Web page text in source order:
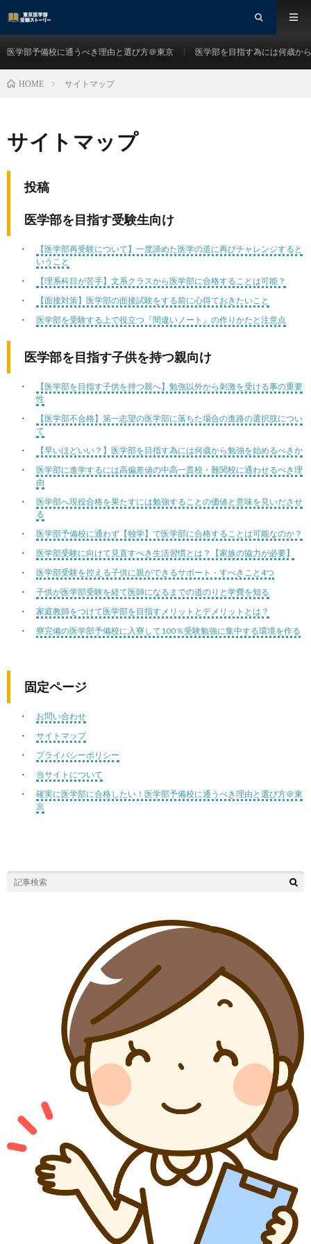
医学部予備校に通うべき理由と選び方＠東京 医学部を目指す為には何歳か
HOME サイトマップ
サイトマップ
投稿
医学部を目指す受験生向け
【医学部再受験について】一度諦めた医学の道に再びチャレンジすると
いうこと
【理系科目が苦手】文系クラスから医学部に合格することは可能？
【面接対策】医学部の面接試験をする前に心得ておきたいこと
医学部を受験する上で役立つ『間違いノート』の作りかたと注意点
医学部を目指す子供を持つ親向け
【医学部を目指す子供を持つ親へ】勉強以外から刺激を受ける事の重要
性
【医学部不合格】第一志望の医学部に落ちた場合の進路の選択肢につい
て
【早いほどいい？】医学部を目指す為には何歳から勉強を始めるべきか
医学部に進学するには高偏差値の中高一貫校・難関校に通わせるべき理
由
医学部へ現役合格を果たすには勉強することの価値と意味を見いださせ
る
医学部予備校に通わず【独学】で医学部に合格することは可能なのか？
医学部受験に向けて見直すべき生活習慣とは？【家族の協力が必要】
医学部受験を控える子供に親ができるサポート・すべきこと4つ
子供が医学部受験を経て医師になるまでの道のりと学費を知る
家庭教師をつけて医学部を目指すメリットとデメリットとは？
寮完備の医学部予備校に入寮して100％受験勉強に集中する環境を作る
固定ページ
お問い合わせ
サイトマップ
プライバシーポリシー
当サイトについて
確実に医学部に合格したい！医学部予備校に通うべき理由と選び方＠東
京